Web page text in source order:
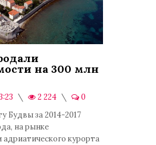
на 300 млн
2 224
0
Будвы за 2014-2017
на рынке
курорта